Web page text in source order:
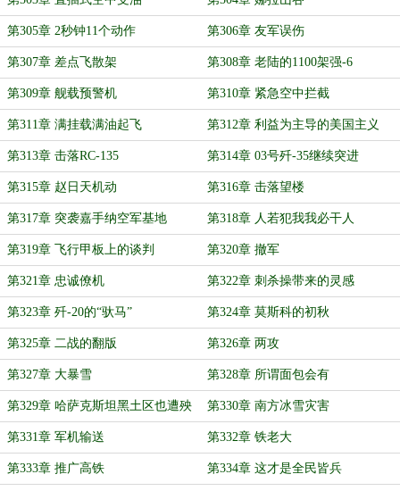
第305章 2秒钟11个动作 第306章 友军误伤
第307章 差点飞散架 第308章 老陆的1100架强-6
第309章 舰载预警机 第310章 紧急空中拦截
第311章 满挂载满油起飞 第312章 利益为主导的美国主义
第313章 击落RC-135 第314章 03号歼-35继续突进
第315章 赵日天机动 第316章 击落望楼
第317章 突袭嘉手纳空军基地 第318章 人若犯我我必干人
第319章 飞行甲板上的谈判 第320章 撤军
第321章 忠诚僚机 第322章 刺杀操带来的灵感
第323章 歼-20的“驮马” 第324章 莫斯科的初秋
第325章 二战的翻版 第326章 两攻
第327章 大暴雪 第328章 所谓面包会有
第329章 哈萨克斯坦黑土区也遭殃
了
第330章 南方冰雪灾害
第331章 军机输送 第332章 铁老大
第333章 推广高铁 第334章 这才是全民皆兵